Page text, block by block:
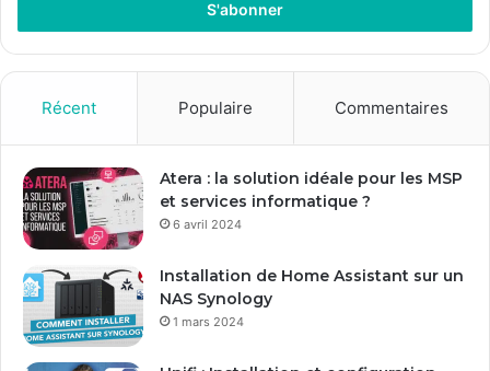
e
z
r
e
a
d
s
e
Récent Populaire Commentaires
Atera : la solution idéale pour les MSP
et services informatique ?
6 avril 2024
Installation de Home Assistant sur un
NAS Synology
1 mars 2024